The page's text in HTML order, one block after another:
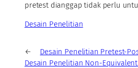
pretest dianggap tidak perlu
Desain Penelitian
←
Desain Penelitian Pretest-
Desain Penelitian Non-